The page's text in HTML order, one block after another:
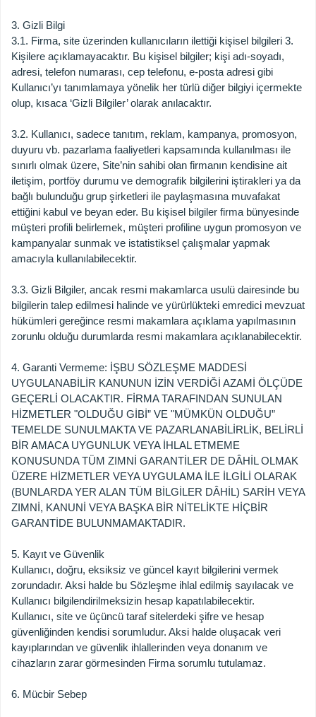
3. Gizli Bilgi
3.1. Firma, site üzerinden kullanıcıların ilettiği kişisel bilgileri 3.
Kişilere açıklamayacaktır. Bu kişisel bilgiler; kişi adı-soyadı,
adresi, telefon numarası, cep telefonu, e-posta adresi gibi
Kullanıcı’yı tanımlamaya yönelik her türlü diğer bilgiyi içermekte
olup, kısaca ‘Gizli Bilgiler’ olarak anılacaktır.
3.2. Kullanıcı, sadece tanıtım, reklam, kampanya, promosyon,
duyuru vb. pazarlama faaliyetleri kapsamında kullanılması ile
sınırlı olmak üzere, Site’nin sahibi olan firmanın kendisine ait
iletişim, portföy durumu ve demografik bilgilerini iştirakleri ya da
bağlı bulunduğu grup şirketleri ile paylaşmasına muvafakat
ettiğini kabul ve beyan eder. Bu kişisel bilgiler firma bünyesinde
müşteri profili belirlemek, müşteri profiline uygun promosyon ve
kampanyalar sunmak ve istatistiksel çalışmalar yapmak
amacıyla kullanılabilecektir.
3.3. Gizli Bilgiler, ancak resmi makamlarca usulü dairesinde bu
bilgilerin talep edilmesi halinde ve yürürlükteki emredici mevzuat
hükümleri gereğince resmi makamlara açıklama yapılmasının
zorunlu olduğu durumlarda resmi makamlara açıklanabilecektir.
4. Garanti Vermeme: İŞBU SÖZLEŞME MADDESİ
UYGULANABİLİR KANUNUN İZİN VERDİĞİ AZAMİ ÖLÇÜDE
GEÇERLİ OLACAKTIR. FİRMA TARAFINDAN SUNULAN
HİZMETLER "OLDUĞU GİBİ” VE "MÜMKÜN OLDUĞU”
TEMELDE SUNULMAKTA VE PAZARLANABİLİRLİK, BELİRLİ
BİR AMACA UYGUNLUK VEYA İHLAL ETMEME
KONUSUNDA TÜM ZIMNİ GARANTİLER DE DÂHİL OLMAK
ÜZERE HİZMETLER VEYA UYGULAMA İLE İLGİLİ OLARAK
(BUNLARDA YER ALAN TÜM BİLGİLER DÂHİL) SARİH VEYA
ZIMNİ, KANUNİ VEYA BAŞKA BİR NİTELİKTE HİÇBİR
GARANTİDE BULUNMAMAKTADIR.
5. Kayıt ve Güvenlik
Kullanıcı, doğru, eksiksiz ve güncel kayıt bilgilerini vermek
zorundadır. Aksi halde bu Sözleşme ihlal edilmiş sayılacak ve
Kullanıcı bilgilendirilmeksizin hesap kapatılabilecektir.
Kullanıcı, site ve üçüncü taraf sitelerdeki şifre ve hesap
güvenliğinden kendisi sorumludur. Aksi halde oluşacak veri
kayıplarından ve güvenlik ihlallerinden veya donanım ve
cihazların zarar görmesinden Firma sorumlu tutulamaz.
6. Mücbir Sebep